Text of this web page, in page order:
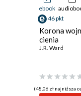
ebook
46 pkt
Korona
cienia
J.R. Ward
(48,06 zł najniższa